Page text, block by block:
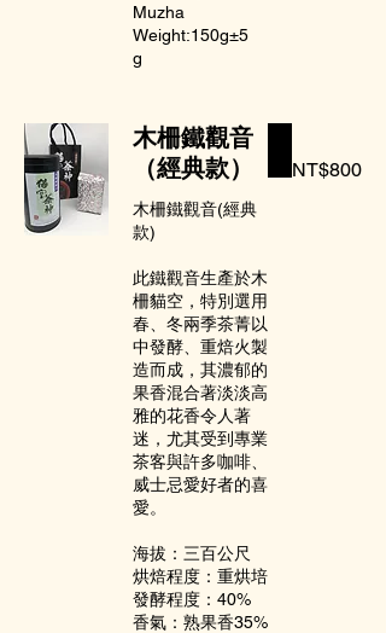
Muzha
Weight:150g±5
g
木柵鐵觀音
（經典款）
木柵鐵觀音(經典
款)
此鐵觀音生產於木
柵貓空，特別選用
春、冬兩季茶菁以
中發酵、重焙火製
造而成，其濃郁的
果香混合著淡淡高
雅的花香令人著
迷，尤其受到專業
茶客與許多咖啡、
威士忌愛好者的喜
愛。
海拔：三百公尺
烘焙程度：重烘培
發酵程度：40%
香氣：熟果香35%
NT$800